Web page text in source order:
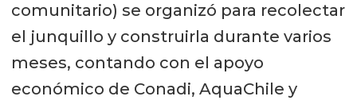
comunitario) se organizó para recolectar
el junquillo y construirla durante varios
meses, contando con el apoyo
económico de Conadi, AquaChile y